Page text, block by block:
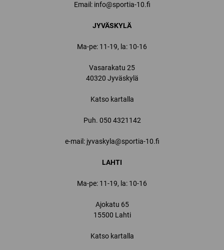
Email: info@sportia-10.fi
JYVÄSKYLÄ
Ma-pe: 11-19, la: 10-16
Vasarakatu 25
40320 Jyväskylä
Katso kartalla
Puh. 050 4321142
e-mail: jyvaskyla@sportia-10.fi
LAHTI
Ma-pe: 11-19, la: 10-16
Ajokatu 65
15500 Lahti
Katso kartalla